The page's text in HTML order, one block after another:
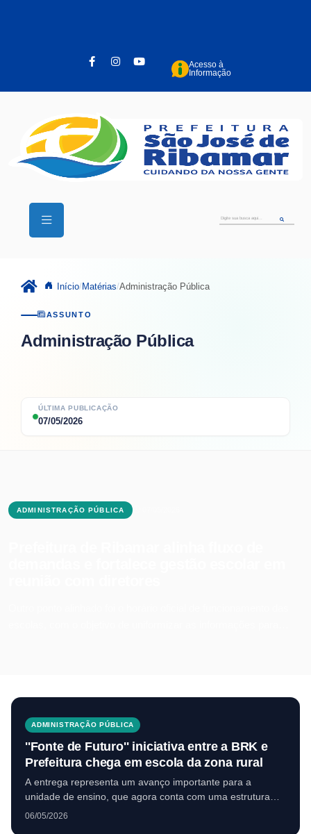
Acesso à
Informação
Início Matérias Administração Pública
ASSUNTO
Administração Pública
ÚLTIMA PUBLICAÇÃO
07/05/2026
ADMINISTRAÇÃO PÚBLICA
ADMINISTRAÇÃO PÚBLICA
''Fonte de Futuro'' iniciativa entre a BRK e
Prefeitura chega em escola da zona rural
A entrega representa um avanço importante para a
unidade de ensino, que agora conta com uma estrutura
permanente de abastecimento e tratamento de água,
06/05/2026